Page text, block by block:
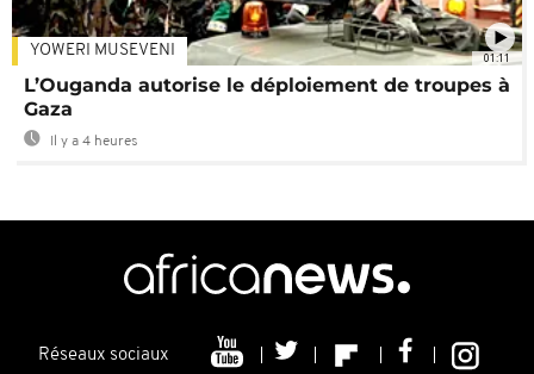
01:11
YOWERI MUSEVENI
L’Ouganda autorise le déploiement de troupes à
Gaza
Il y a 4 heures
Réseaux sociaux